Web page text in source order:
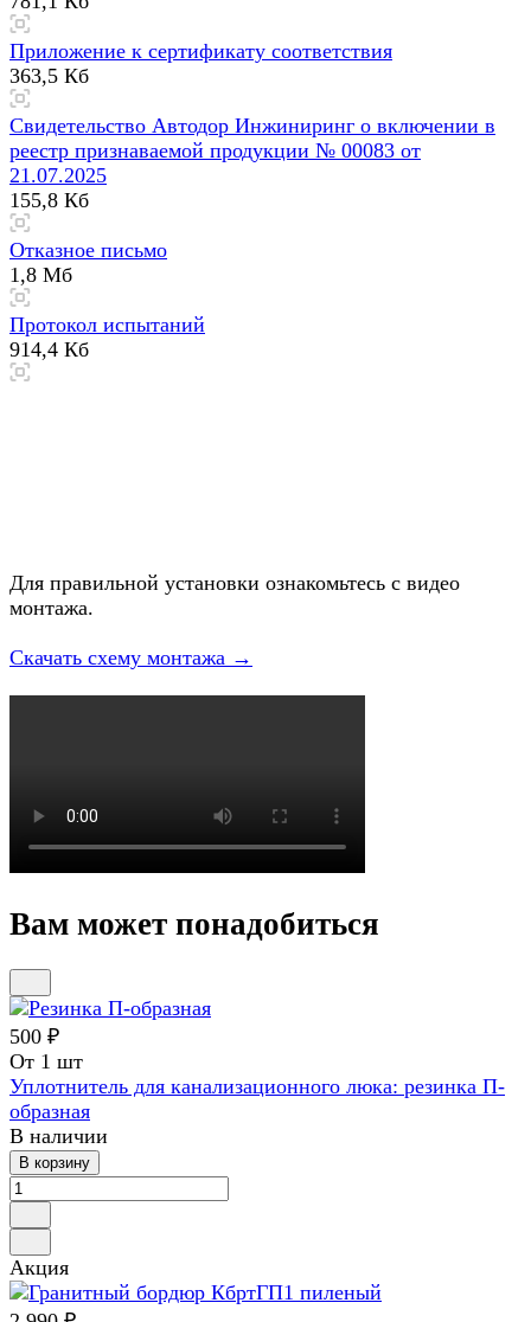
Приложение к сертификату соответствия
363,5 Кб
Свидетельство Автодор Инжиниринг о включении в
реестр признаваемой продукции № 00083 от
21.07.2025
155,8 Кб
Отказное письмо
1,8 Мб
Протокол испытаний
914,4 Кб
Для правильной установки ознакомьтесь с видео
монтажа.
Скачать схему монтажа →
Вам может понадобиться
500 ₽
От 1 шт
Уплотнитель для канализационного люка: резинка П-
образная
В наличии
В корзину
Акция